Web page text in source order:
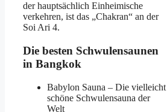
der hauptsächlich Einheimische
verkehren, ist das „Chakran“ an der
Soi Ari 4.
Die besten Schwulensaunen
in Bangkok
Babylon Sauna – Die vielleicht
schöne Schwulensauna der
Welt